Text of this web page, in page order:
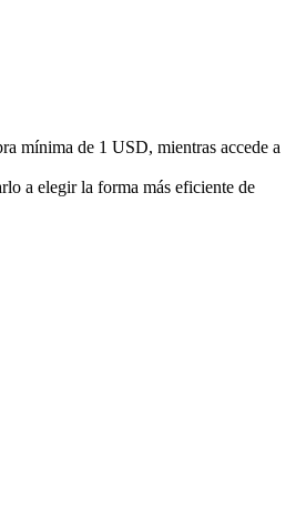
mínima de 1 USD, mientras accede a
a elegir la forma más eficiente de